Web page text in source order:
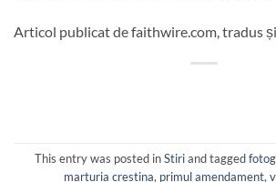
Articol publicat de faithwire.com, tradus
This entry was posted inStiriand tagged
marturia crestina, primul amendament,